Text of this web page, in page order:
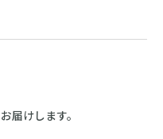
届けします。